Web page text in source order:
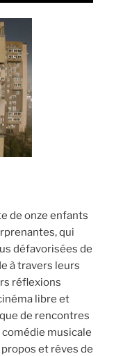
de onze enfants
qui
défavorisées de
à travers leurs
réflexions
libre et
de rencontres
comédie musicale
et rêves de